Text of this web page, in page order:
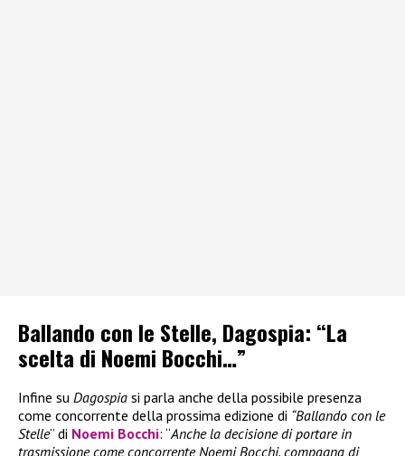
Ballando con le Stelle, Dagospia: “La
scelta di Noemi Bocchi…”
Infine su Dagospia si parla anche della possibile presenza
come concorrente della prossima edizione di “Ballando con le
Stelle” di Noemi Bocchi: “Anche la decisione di portare in
trasmissione come concorrente Noemi Bocchi, compagna di